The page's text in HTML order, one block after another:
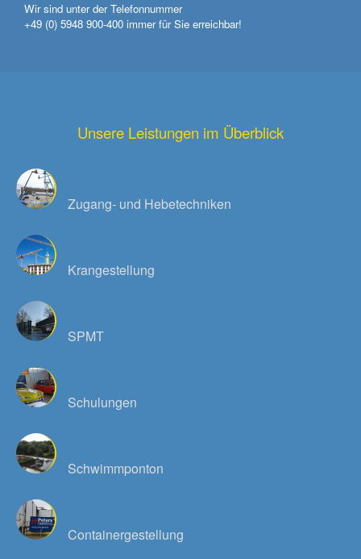
Wir sind unter der Telefonnummer
+49 (0) 5948 900-400 immer für Sie erreichbar!
Unsere Leistungen im Überblick
Zugang- und Hebetechniken
Krangestellung
SPMT
Schulungen
Schwimmponton
Containergestellung